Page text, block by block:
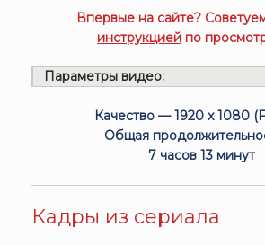
Впервые на сайте?
инструкцией по
Параметры видео:
Качество — 1920 x 1080
Общая
7 часов 13 минут
Кадры из сериала